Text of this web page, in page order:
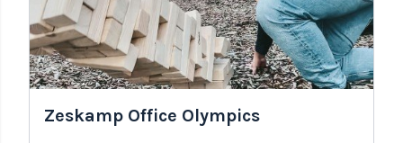
Zeskamp Office Olympics